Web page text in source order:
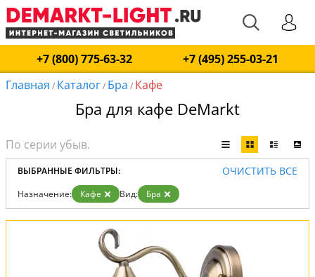
+7 (800) 775-63-32
+7 (495) 255-03-21
Главная / Каталог/ Бра / Кафе
Бра для кафе DeMarkt
ВЫБРАННЫЕ ФИЛЬТРЫ: ОЧИСТИТЬ ВСЕ
Назначение: Кафе Вид: Бра